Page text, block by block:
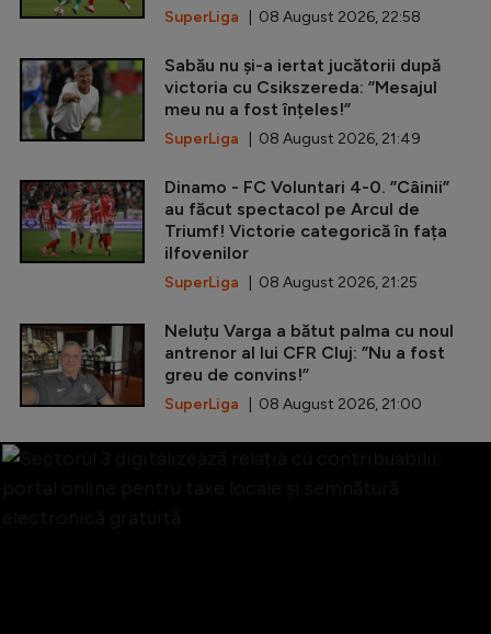
SuperLiga | 08 August 2026, 22:58
Sabău nu și-a iertat jucătorii după
victoria cu Csikszereda: ”Mesajul
meu nu a fost înțeles!”
SuperLiga | 08 August 2026, 21:49
Dinamo - FC Voluntari 4-0. ”Câinii”
au făcut spectacol pe Arcul de
Triumf! Victorie categorică în fața
ilfovenilor
SuperLiga | 08 August 2026, 21:25
Neluțu Varga a bătut palma cu noul
antrenor al lui CFR Cluj: ”Nu a fost
greu de convins!”
SuperLiga | 08 August 2026, 21:00